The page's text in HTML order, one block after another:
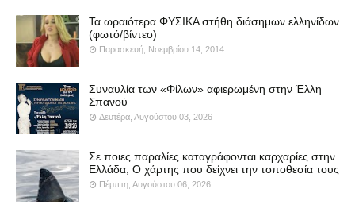
Τα ωραιότερα ΦΥΣΙΚΑ στήθη διάσημων ελληνίδων
(φωτό/βίντεο)
Παρασκευή, Νοεμβρίου 14, 2014
Συναυλία των «Φίλων» αφιερωμένη στην Έλλη
Σπανού
Δευτέρα, Αυγούστου 03, 2026
Σε ποιες παραλίες καταγράφονται καρχαρίες στην
Ελλάδα; Ο χάρτης που δείχνει την τοποθεσία τους
Πέμπτη, Αυγούστου 06, 2026